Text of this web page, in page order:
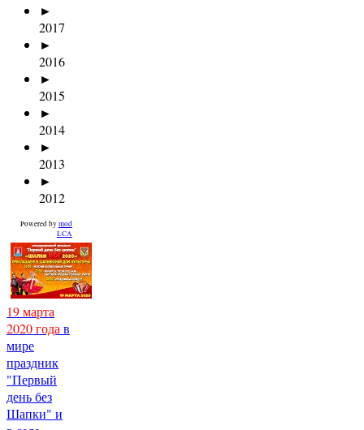
►
2017
►
2016
►
2015
►
2014
►
2013
►
2012
Powered by mod
LCA
19 марта
2020 года в
мире
праздник
"Первый
день без
Шапки" и